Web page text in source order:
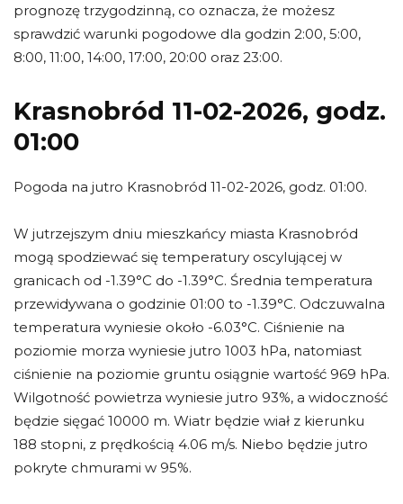
prognozę trzygodzinną, co oznacza, że możesz
sprawdzić warunki pogodowe dla godzin 2:00, 5:00,
8:00, 11:00, 14:00, 17:00, 20:00 oraz 23:00.
Krasnobród 11-02-2026, godz.
01:00
Pogoda na jutro Krasnobród 11-02-2026, godz. 01:00.
W jutrzejszym dniu mieszkańcy miasta Krasnobród
mogą spodziewać się temperatury oscylującej w
granicach od -1.39°C do -1.39°C. Średnia temperatura
przewidywana o godzinie 01:00 to -1.39°C. Odczuwalna
temperatura wyniesie około -6.03°C. Ciśnienie na
poziomie morza wyniesie jutro 1003 hPa, natomiast
ciśnienie na poziomie gruntu osiągnie wartość 969 hPa.
Wilgotność powietrza wyniesie jutro 93%, a widoczność
będzie sięgać 10000 m. Wiatr będzie wiał z kierunku
188 stopni, z prędkością 4.06 m/s. Niebo będzie jutro
pokryte chmurami w 95%.